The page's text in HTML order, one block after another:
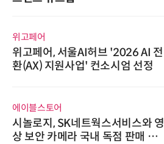
위고페어
위고페어, 서울AI허브 '2026 AI 전
환(AX) 지원사업' 컨소시엄 선정
에이블스토어
시놀로지, SK네트웍스서비스와 영
상 보안 카메라 국내 독점 판매 파